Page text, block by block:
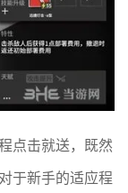
点击就送，既然
于新手的适应程